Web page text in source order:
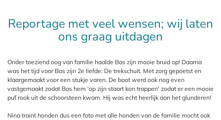
Reportage met veel wensen; wij laten
ons graag uitdagen
Onder toeziend oog van familie haalde Bas zijn mooie bruid op! Daarna
was het tijd voor Bas zijn 2e liefde: De trekschuit. Met zorg gepoetst en
klaargemaakt voor een stukje varen. De boot werd ook nog even
vastgemaakt zodat Bas hem 'op zijn staart kon trappen' zodat er een mooie
puf rook uit de schoorsteen kwam. Hij was echt heerlijk aan het glunderen!
Nina traint honden dus een foto met alle honden van de familie mocht ook